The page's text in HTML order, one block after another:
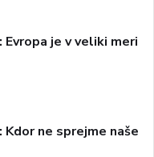
je v veliki meri
ne sprejme naše